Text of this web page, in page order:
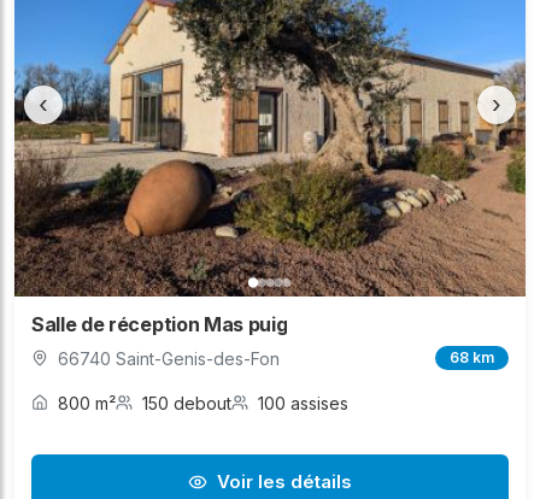
‹ ›
Salle de réception Mas puig
66740 Saint-Genis-des-Fon 68 km
800 m² 150 debout 100 assises
Voir les détails